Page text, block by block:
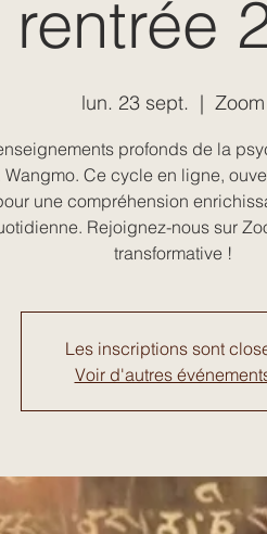
rentrée
lun. 23 sept.
  |
Zoom
profonds de la
Wangmo. Ce cycle en ligne,
une compréhension
Rejoignez-nous sur
transformative !
Les inscriptions sont
Voir d'autres